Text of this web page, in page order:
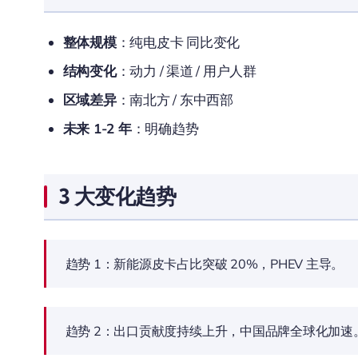
整体规模：纯电皮卡 同比变化
结构变化：动力 / 渠道 / 用户人群
区域差异：南北方 / 东中西部
未来 1-2 年：明确趋势
3 大变化趋势
趋势 1：新能源皮卡占比突破 20%，PHEV 主导。
趋势 2：出口贡献度持续上升，中国品牌全球化加速